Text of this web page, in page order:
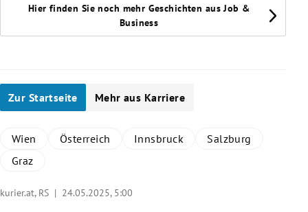
Hier finden Sie noch mehr Geschichten aus Job &
Business
Zur Startseite Mehr aus Karriere
Wien Österreich Innsbruck
Salzburg
Graz
kurier.at, RS | 24.05.2025, 5:00